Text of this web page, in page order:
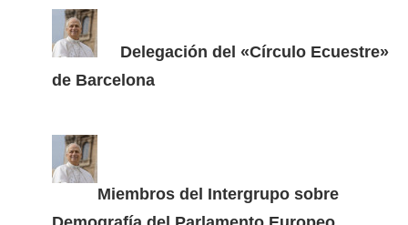
Delegación del «Círculo Ecuestre»
de Barcelona
Miembros del Intergrupo sobre